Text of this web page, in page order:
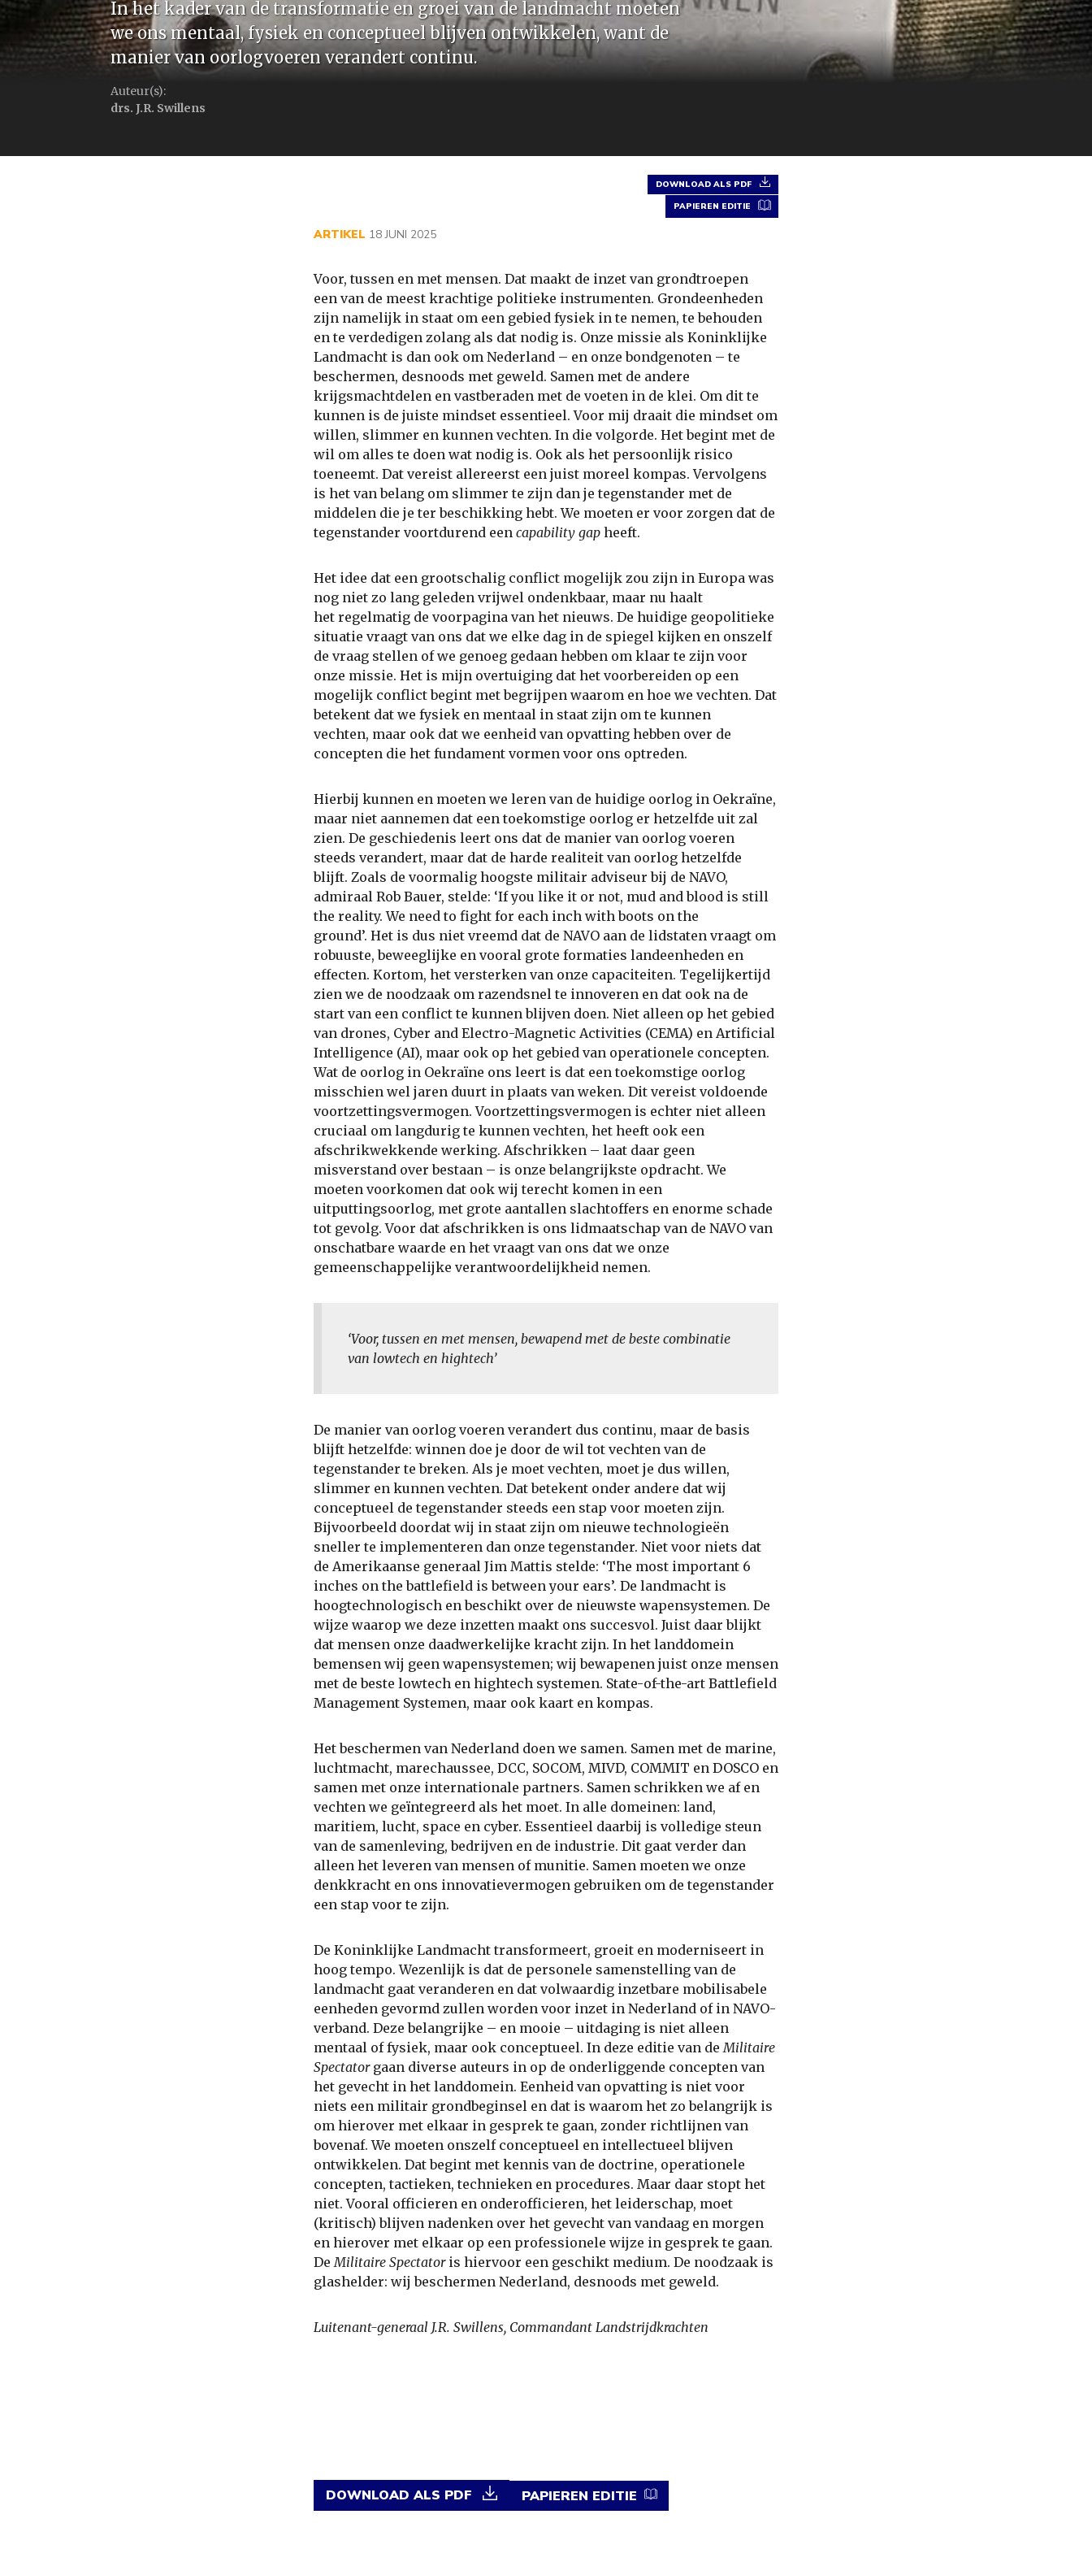
In het kader van de transformatie en groei van de landmacht moeten
we ons mentaal, fysiek en conceptueel blijven ontwikkelen, want de
manier van oorlogvoeren verandert continu.
Auteur(s):
drs. J.R. Swillens
DOWNLOAD ALS PDF
PAPIEREN EDITIE
ARTIKEL 18 JUNI 2025
Voor, tussen en met mensen. Dat maakt de inzet van grondtroepen
een van de meest krachtige politieke instrumenten. Grondeenheden
zijn namelijk in staat om een gebied fysiek in te nemen, te behouden
en te verdedigen zolang als dat nodig is. Onze missie als Koninklijke
Landmacht is dan ook om Nederland – en onze bondgenoten – te
beschermen, desnoods met geweld. Samen met de andere
krijgsmachtdelen en vastberaden met de voeten in de klei. Om dit te
kunnen is de juiste mindset essentieel. Voor mij draait die mindset om
willen, slimmer en kunnen vechten. In die volgorde. Het begint met de
wil om alles te doen wat nodig is. Ook als het persoonlijk risico
toeneemt. Dat vereist allereerst een juist moreel kompas. Vervolgens
is het van belang om slimmer te zijn dan je tegenstander met de
middelen die je ter beschikking hebt. We moeten er voor zorgen dat de
tegenstander voortdurend een capability gap heeft.
Het idee dat een grootschalig conflict mogelijk zou zijn in Europa was
nog niet zo lang geleden vrijwel ondenkbaar, maar nu haalt
het regelmatig de voorpagina van het nieuws. De huidige geopolitieke
situatie vraagt van ons dat we elke dag in de spiegel kijken en onszelf
de vraag stellen of we genoeg gedaan hebben om klaar te zijn voor
onze missie. Het is mijn overtuiging dat het voorbereiden op een
mogelijk conflict begint met begrijpen waarom en hoe we vechten. Dat
betekent dat we fysiek en mentaal in staat zijn om te kunnen
vechten, maar ook dat we eenheid van opvatting hebben over de
concepten die het fundament vormen voor ons optreden.
Hierbij kunnen en moeten we leren van de huidige oorlog in Oekraïne,
maar niet aannemen dat een toekomstige oorlog er hetzelfde uit zal
zien. De geschiedenis leert ons dat de manier van oorlog voeren
steeds verandert, maar dat de harde realiteit van oorlog hetzelfde
blijft. Zoals de voormalig hoogste militair adviseur bij de NAVO,
admiraal Rob Bauer, stelde: ‘If you like it or not, mud and blood is still
the reality. We need to fight for each inch with boots on the
ground’. Het is dus niet vreemd dat de NAVO aan de lidstaten vraagt om
robuuste, beweeglijke en vooral grote formaties landeenheden en
effecten. Kortom, het versterken van onze capaciteiten. Tegelijkertijd
zien we de noodzaak om razendsnel te innoveren en dat ook na de
start van een conflict te kunnen blijven doen. Niet alleen op het gebied
van drones, Cyber and Electro-Magnetic Activities (CEMA) en Artificial
Intelligence (AI), maar ook op het gebied van operationele concepten.
Wat de oorlog in Oekraïne ons leert is dat een toekomstige oorlog
misschien wel jaren duurt in plaats van weken. Dit vereist voldoende
voortzettingsvermogen. Voortzettingsvermogen is echter niet alleen
cruciaal om langdurig te kunnen vechten, het heeft ook een
afschrikwekkende werking. Afschrikken – laat daar geen
misverstand over bestaan – is onze belangrijkste opdracht. We
moeten voorkomen dat ook wij terecht komen in een
uitputtingsoorlog, met grote aantallen slachtoffers en enorme schade
tot gevolg. Voor dat afschrikken is ons lidmaatschap van de NAVO van
onschatbare waarde en het vraagt van ons dat we onze
gemeenschappelijke verantwoordelijkheid nemen.
‘Voor, tussen en met mensen, bewapend met de beste combinatie
van lowtech en hightech’
De manier van oorlog voeren verandert dus continu, maar de basis
blijft hetzelfde: winnen doe je door de wil tot vechten van de
tegenstander te breken. Als je moet vechten, moet je dus willen,
slimmer en kunnen vechten. Dat betekent onder andere dat wij
conceptueel de tegenstander steeds een stap voor moeten zijn.
Bijvoorbeeld doordat wij in staat zijn om nieuwe technologieën
sneller te implementeren dan onze tegenstander. Niet voor niets dat
de Amerikaanse generaal Jim Mattis stelde: ‘The most important 6
inches on the battlefield is between your ears’. De landmacht is
hoogtechnologisch en beschikt over de nieuwste wapensystemen. De
wijze waarop we deze inzetten maakt ons succesvol. Juist daar blijkt
dat mensen onze daadwerkelijke kracht zijn. In het landdomein
bemensen wij geen wapensystemen; wij bewapenen juist onze mensen
met de beste lowtech en hightech systemen. State-of-the-art Battlefield
Management Systemen, maar ook kaart en kompas.
Het beschermen van Nederland doen we samen. Samen met de marine,
luchtmacht, marechaussee, DCC, SOCOM, MIVD, COMMIT en DOSCO en
samen met onze internationale partners. Samen schrikken we af en
vechten we geïntegreerd als het moet. In alle domeinen: land,
maritiem, lucht, space en cyber. Essentieel daarbij is volledige steun
van de samenleving, bedrijven en de industrie. Dit gaat verder dan
alleen het leveren van mensen of munitie. Samen moeten we onze
denkkracht en ons innovatievermogen gebruiken om de tegenstander
een stap voor te zijn.
De Koninklijke Landmacht transformeert, groeit en moderniseert in
hoog tempo. Wezenlijk is dat de personele samenstelling van de
landmacht gaat veranderen en dat volwaardig inzetbare mobilisabele
eenheden gevormd zullen worden voor inzet in Nederland of in NAVO-
verband. Deze belangrijke – en mooie – uitdaging is niet alleen
mentaal of fysiek, maar ook conceptueel. In deze editie van deMilitaire
Spectator gaan diverse auteurs in op de onderliggende concepten van
het gevecht in het landdomein. Eenheid van opvatting is niet voor
niets een militair grondbeginsel en dat is waarom het zo belangrijk is
om hierover met elkaar in gesprek te gaan, zonder richtlijnen van
bovenaf. We moeten onszelf conceptueel en intellectueel blijven
ontwikkelen. Dat begint met kennis van de doctrine, operationele
concepten, tactieken, technieken en procedures. Maar daar stopt het
niet. Vooral officieren en onderofficieren, het leiderschap, moet
(kritisch) blijven nadenken over het gevecht van vandaag en morgen
en hierover met elkaar op een professionele wijze in gesprek te gaan.
DeMilitaire Spectator is hiervoor een geschikt medium. De noodzaak is
glashelder: wij beschermen Nederland, desnoods met geweld.
Luitenant-generaal J.R. Swillens, Commandant Landstrijdkrachten
DOWNLOAD ALS PDF PAPIEREN EDITIE